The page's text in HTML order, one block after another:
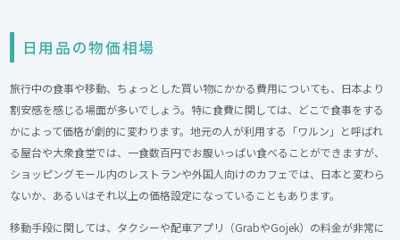
日用品の物価相場
旅行中の食事や移動、ちょっとした買い物にかかる費用についても、日本より
割安感を感じる場面が多いでしょう。特に食費に関しては、どこで食事をする
かによって価格が劇的に変わります。地元の人が利用する「ワルン」と呼ばれ
る屋台や大衆食堂では、一食数百円でお腹いっぱい食べることができますが、
ショッピングモール内のレストランや外国人向けのカフェでは、日本と変わら
ないか、あるいはそれ以上の価格設定になっていることもあります。
移動手段に関しては、タクシーや配車アプリ（GrabやGojek）の料金が非常に